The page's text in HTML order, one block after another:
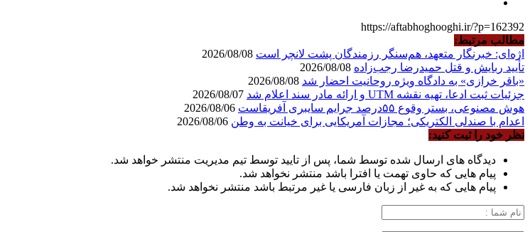
https://aftabhoghooghi.ir/?p=162392
مطالب مرتبط:
اژه‌ای: خبرنگار متعهد، هم‌سنگر رزمندگان پشت لانچر است
تأیید ربایش و قتل حمیدرضا رجب‌زاده
«باقر خرازی» به دادگاه ویژه روحانیت احضار شد
جزئیات ثبت ادعا، تهیه نقشه UTM و ارائه مادر سند اعلام شد
هوش مصنوعی، بستر وقوع ۵۵درصد جرایم سایبری آفریقاست
اعدام با صندلی الکتریکی؛ مجازات آمریکایی برای خیانت به وطن
نظر خود را ثبت کنید:
دیدگاه های ارسال شده توسط شما، پس از تایید توسط تیم مدیریت منتشر خواهد شد.
پیام هایی که حاوی تهمت یا افترا باشد منتشر نخواهد شد.
پیام هایی که به غیر از زبان فارسی یا غیر مرتبط باشد منتشر نخواهد شد.